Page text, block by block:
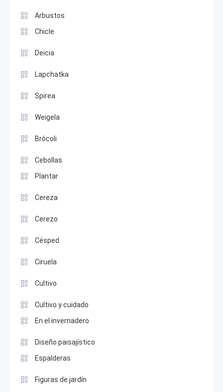
Arbustos
Chicle
Deicia
Lapchatka
Spirea
Weigela
Brócoli
Cebollas
Plantar
Cereza
Cerezo
Césped
Ciruela
Cultivo
Cultivo y cuidado
En el invernadero
Diseño paisajístico
Espalderas
Figuras de jardín